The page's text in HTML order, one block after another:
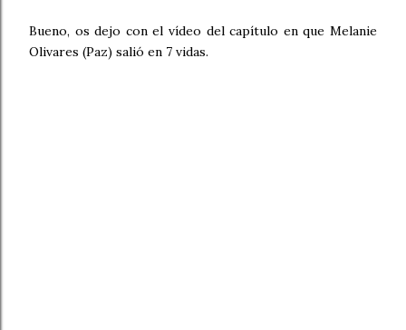
Bueno, os dejo con el vídeo del capítulo en que Melanie
Olivares (Paz) salió en 7 vidas.